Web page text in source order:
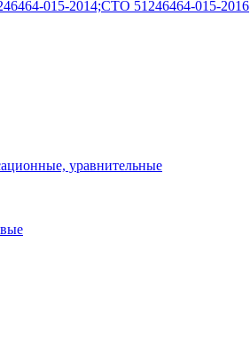
015-2014;СТО 51246464-015-2016
уравнительные